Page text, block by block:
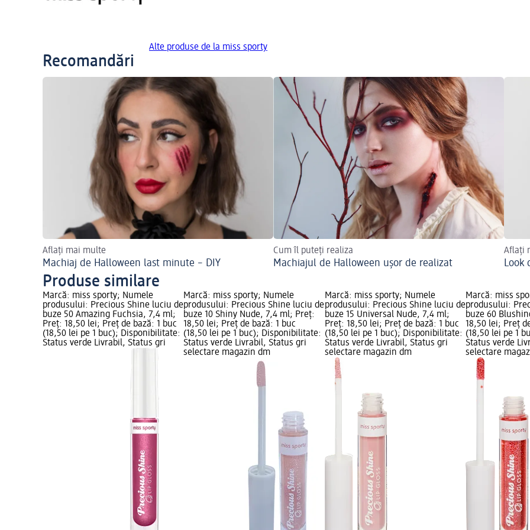
Alte produse de la miss sporty
Recomandări
Aflați mai multe
Machiaj de Halloween last minute – DIY
Cum îl puteți realiza
Machiajul de Halloween ușor de realizat
Aflați
Look
Produse similare
Marcă: miss sporty; Numele
produsului: Precious Shine luciu de
buze 50 Amazing Fuchsia, 7,4 ml;
Preț: 18,50 lei; Preț de bază: 1 buc
(18,50 lei pe 1 buc); Disponibilitate:
Status verde Livrabil, Status gri
Marcă: miss sporty; Numele
produsului: Precious Shine luciu de
buze 10 Shiny Nude, 7,4 ml; Preț:
18,50 lei; Preț de bază: 1 buc
(18,50 lei pe 1 buc); Disponibilitate:
Status verde Livrabil, Status gri
selectare magazin dm
Marcă: miss sporty; Numele
produsului: Precious Shine luciu de
buze 15 Universal Nude, 7,4 ml;
Preț: 18,50 lei; Preț de bază: 1 buc
(18,50 lei pe 1 buc); Disponibilitate:
Status verde Livrabil, Status gri
selectare magazin dm
Marcă: miss
produsului:
buze 60
18,50 lei; Preț
(18,50 lei pe 1
Status verde
selectare